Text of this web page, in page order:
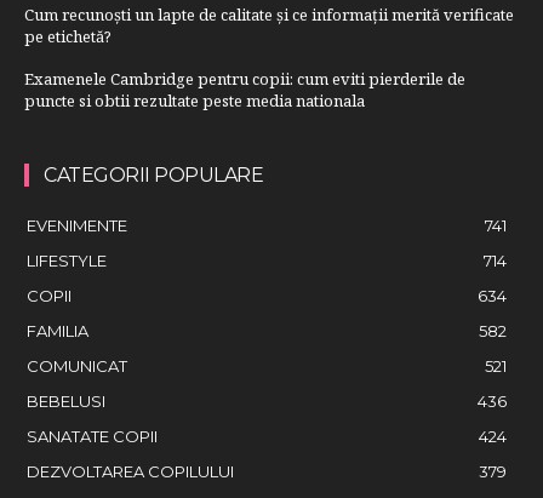
Cum recunoști un lapte de calitate și ce informații merită verificate
pe etichetă?
Examenele Cambridge pentru copii: cum eviti pierderile de
puncte si obtii rezultate peste media nationala
CATEGORII POPULARE
EVENIMENTE
741
LIFESTYLE
714
COPII
634
FAMILIA
582
COMUNICAT
521
BEBELUSI
436
SANATATE COPII
424
DEZVOLTAREA COPILULUI
379